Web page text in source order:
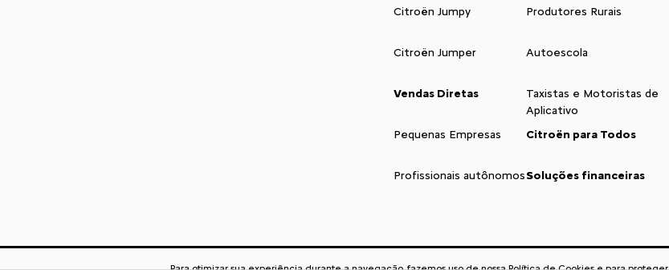
Citroën Jumpy
Citroën Jumper
Vendas Diretas
Pequenas Empresas
Profissionais autônomos
Produtores Rurais
Autoescola
Taxistas e Motoristas de
Aplicativo
Citroën para Todos
Soluções financeiras